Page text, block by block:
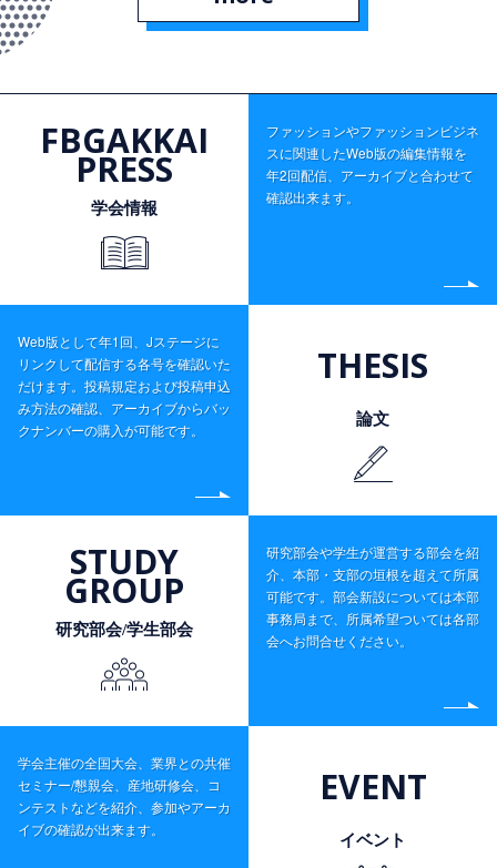
FBGAKKAI
PRESS
学会情報
ファッションやファッションビジネ
スに関連したWeb版の編集情報を
年2回配信、アーカイブと合わせて
確認出来ます。
THESIS
論文
Web版として年1回、Jステージに
リンクして配信する各号を確認いた
だけます。投稿規定および投稿申込
み方法の確認、アーカイブからバッ
クナンバーの購入が可能です。
STUDY
GROUP
研究部会/学生部会
研究部会や学生が運営する部会を紹
介、本部・支部の垣根を超えて所属
可能です。部会新設については本部
事務局まで、所属希望ついては各部
会へお問合せください。
EVENT
イベント
学会主催の全国大会、業界との共催
セミナー/懇親会、産地研修会、コ
ンテストなどを紹介、参加やアーカ
イブの確認が出来ます。